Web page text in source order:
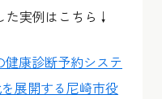
た実例はこちら↓
健康診断予約システ
展開する尼崎市役